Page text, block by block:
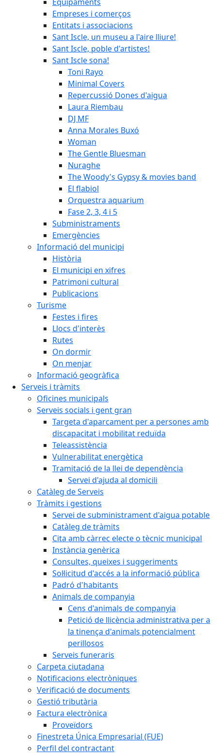
Empreses i comerços
Entitats i associacions
Sant Iscle, un museu a l'aire lliure!
Sant Iscle, poble d'artistes!
Sant Iscle sona!
Toni Rayo
Minimal Covers
Repercussió Dones d'aigua
Laura Riembau
DJ MF
Anna Morales Buxó
Woman
The Gentle Bluesman
Nuraghe
The Woody's Gypsy & movies band
El flabiol
Orquestra aquarium
Fase 2, 3, 4 i 5
Subministraments
Emergències
Informació del municipi
Història
El municipi en xifres
Patrimoni cultural
Publicacions
Turisme
Festes i fires
Llocs d'interès
Rutes
On dormir
On menjar
Informació geogràfica
Serveis i tràmits
Oficines municipals
Serveis socials i gent gran
Targeta d'aparcament per a persones amb
discapacitat i mobilitat reduïda
Teleassistència
Vulnerabilitat energètica
Tramitació de la llei de dependència
Servei d'ajuda al domicili
Catàleg de Serveis
Tràmits i gestions
Servei de subministrament d'aigua potable
Catàleg de tràmits
Cita amb càrrec electe o tècnic municipal
Instància genèrica
Consultes, queixes i suggeriments
Sol·licitud d'accés a la informació pública
Padró d'habitants
Animals de companyia
Cens d'animals de companyia
Petició de llicència administrativa per a
la tinença d'animals potencialment
perillosos
Serveis funeraris
Carpeta ciutadana
Notificacions electròniques
Verificació de documents
Gestió tributària
Factura electrònica
Proveïdors
Finestreta Única Empresarial (FUE)
Perfil del contractant